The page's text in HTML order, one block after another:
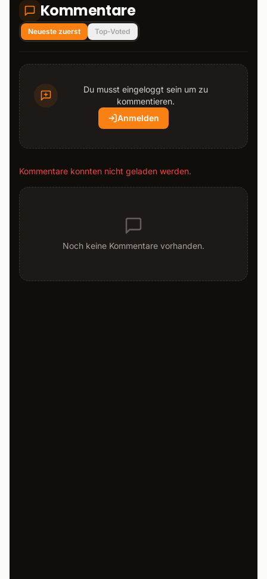
Kommentare
Neueste zuerst Top-Voted
Du musst eingeloggt sein um zu
kommentieren.
Anmelden
Kommentare konnten nicht geladen werden.
Noch keine Kommentare vorhanden.